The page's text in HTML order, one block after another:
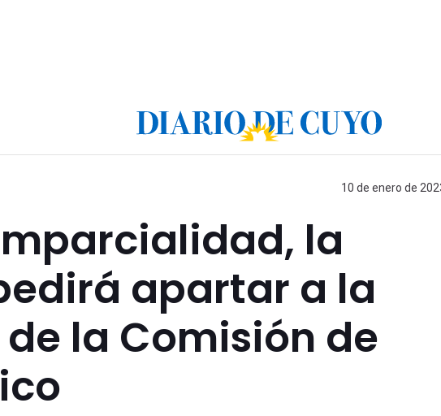
10 de enero de
la
apartar a la
la Comisión de